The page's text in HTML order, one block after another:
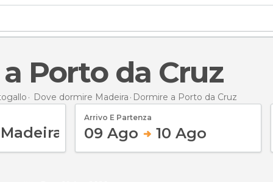
a Porto da Cruz
Dove dormire Madeira Dormire a Porto da Cruz
Arrivo E Partenza
09 Ago 10 Ago